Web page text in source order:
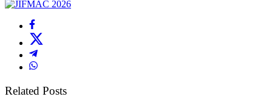
Related Posts